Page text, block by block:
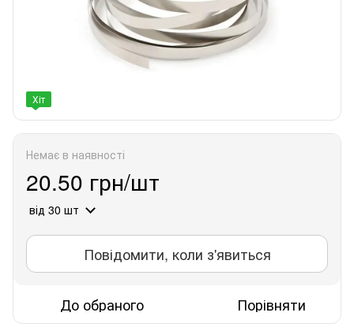
Хіт
Немає в наявності
20.50 грн/шт
від 30 шт
Повідомити, коли з'явиться
До обраного Порівняти